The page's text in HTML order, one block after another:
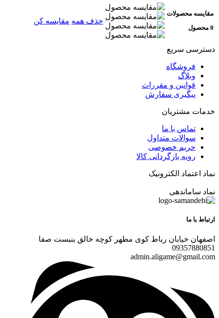
مقایسه محصولات
0 محصول
حذف همه مقایسه کن
دسترسی سریع
فروشگاه
وبلاگ
قوانین و مقررات
پیگیری سفارش
خدمات مشتریان
تماس با ما
سوالات متداول
حریم خصوصی
رویه بازگردانی کالا
نماد اعتماد الکترونیک
نماد ساماندهی
ارتباط با ما
اصفهان خیابان رباط کوی مطهر کوچه خالق بنبست صفا
09357880851
admin.aligame@gmail.com